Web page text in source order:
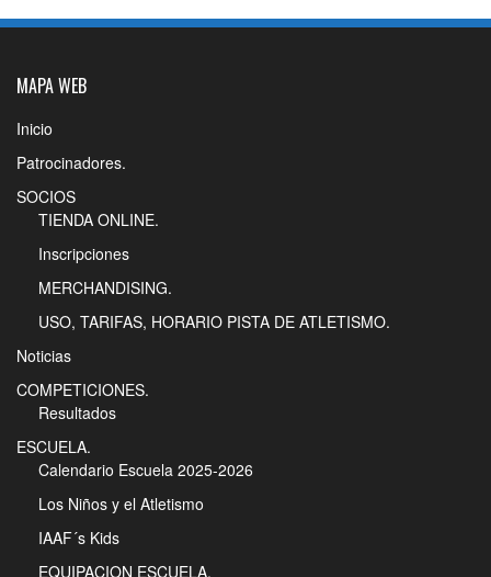
MAPA WEB
Inicio
Patrocinadores.
SOCIOS
TIENDA ONLINE.
Inscripciones
MERCHANDISING.
USO, TARIFAS, HORARIO PISTA DE ATLETISMO.
Noticias
COMPETICIONES.
Resultados
ESCUELA.
Calendario Escuela 2025-2026
Los Niños y el Atletismo
IAAF´s Kids
EQUIPACION ESCUELA.